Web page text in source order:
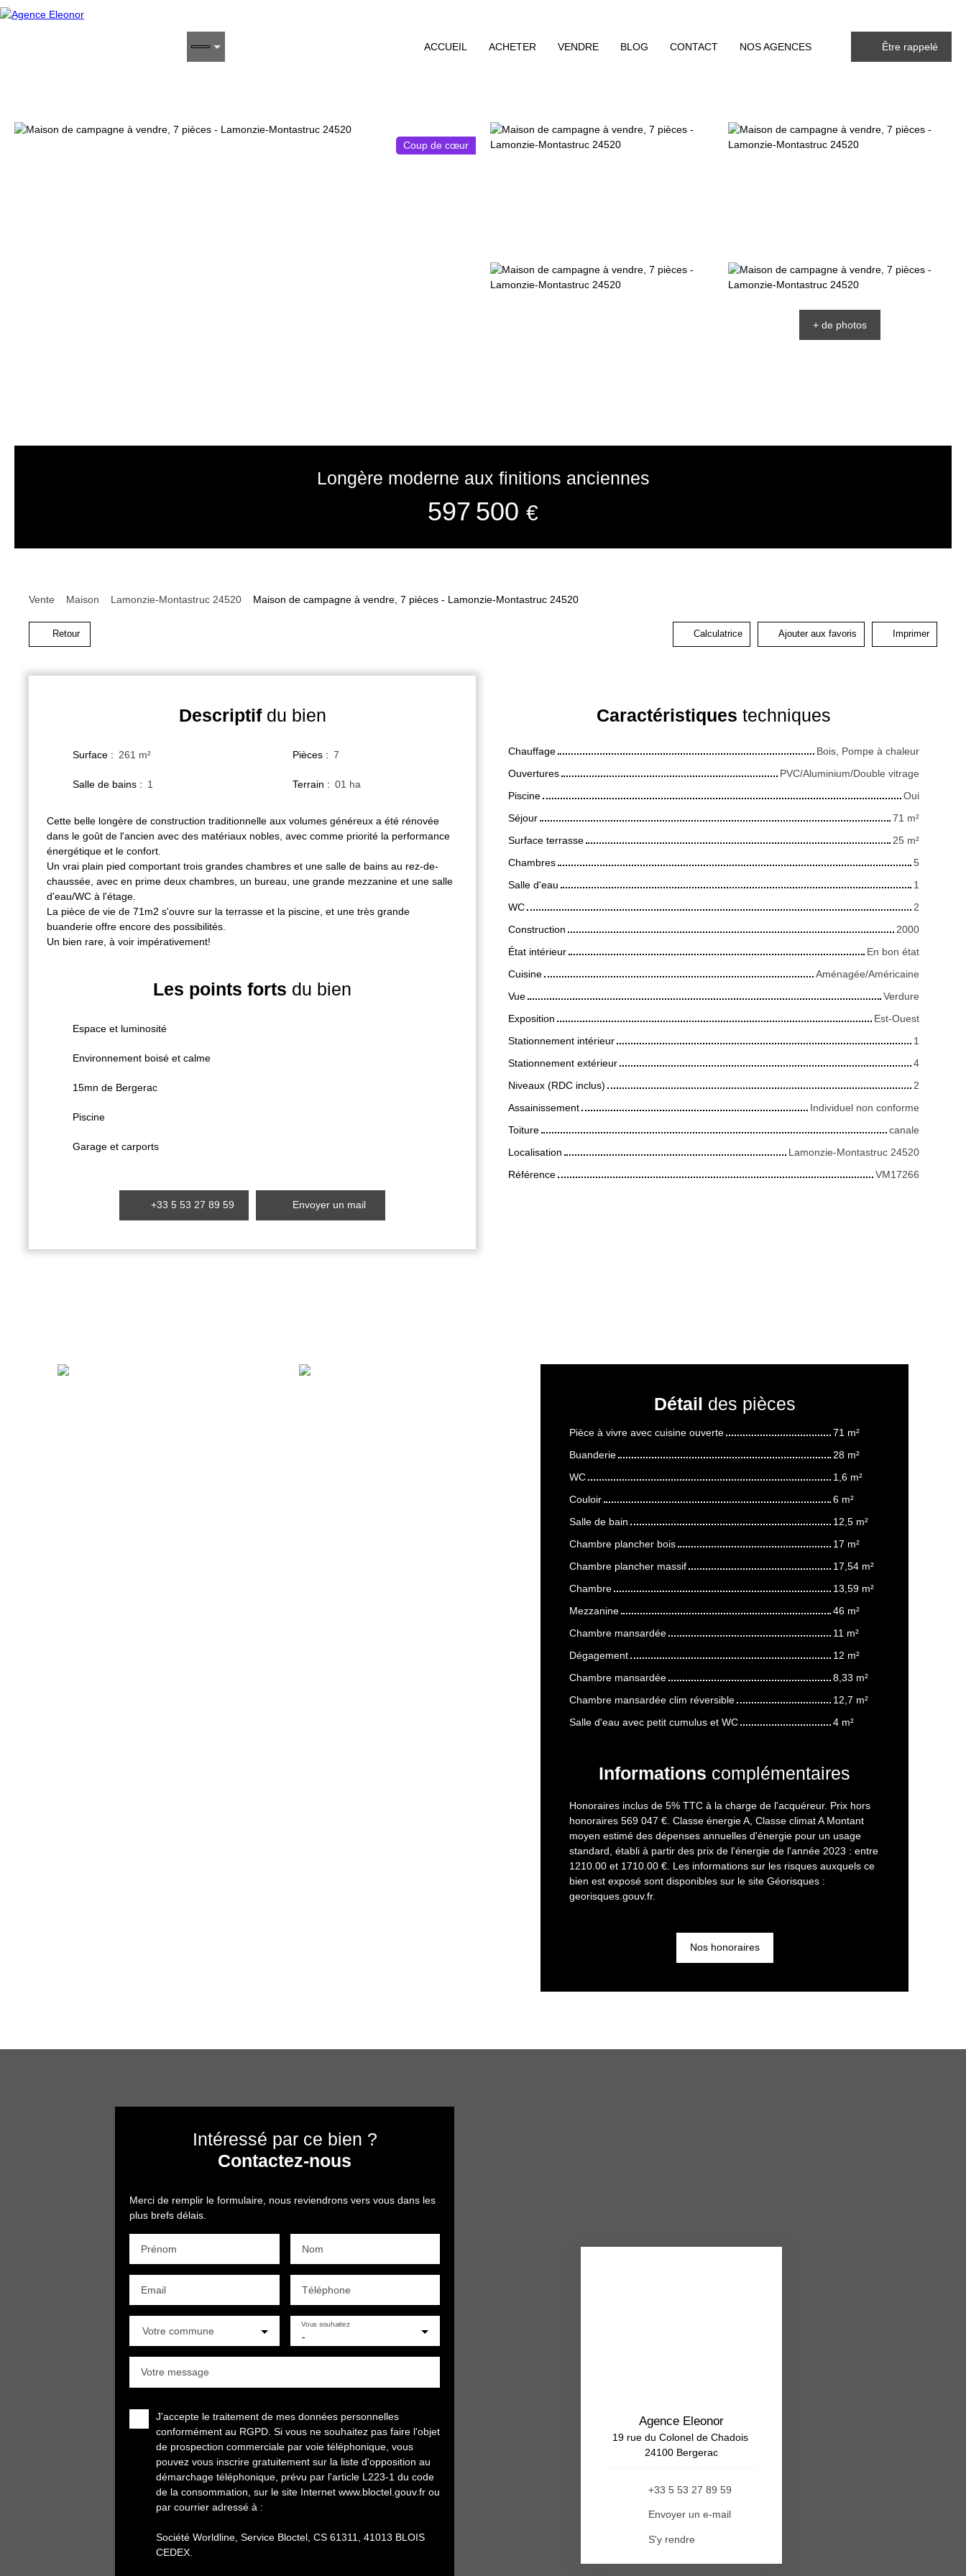
ACCUEIL ACHETER VENDRE BLOG CONTACT NOS AGENCES Être rappelé
Coup de cœur
+ de photos
Longère moderne aux finitions anciennes
597 500 €
Vente Maison Lamonzie-Montastruc 24520 Maison de campagne à vendre, 7 pièces - Lamonzie-Montastruc 24520
Retour Calculatrice Ajouter aux favoris Imprimer
Descriptifdu bien
Surface : 261 m² Pièces : 7
Salle de bains : 1 Terrain : 01 ha
Cette belle longère de construction traditionnelle aux volumes généreux a été rénovée
dans le goût de l'ancien avec des matériaux nobles, avec comme priorité la performance
énergétique et le confort.
Un vrai plain pied comportant trois grandes chambres et une salle de bains au rez-de-
chaussée, avec en prime deux chambres, un bureau, une grande mezzanine et une salle
d'eau/WC à l'étage.
La pièce de vie de 71m2 s'ouvre sur la terrasse et la piscine, et une très grande
buanderie offre encore des possibilités.
Un bien rare, à voir impérativement!
Les points forts du bien
Espace et luminosité
Environnement boisé et calme
15mn de Bergerac
Piscine
Garage et carports
+33 5 53 27 89 59 Envoyer un mail
Caractéristiques techniques
Chauffage
Bois, Pompe à chaleur
Ouvertures
PVC/Aluminium/Double vitrage
Piscine
Oui
Séjour
71 m²
Surface terrasse
25 m²
Chambres
5
Salle d'eau
1
WC
2
Construction
2000
État intérieur
En bon état
Cuisine
Aménagée/Américaine
Vue
Verdure
Exposition
Est-Ouest
Stationnement intérieur
1
Stationnement extérieur
4
Niveaux (RDC inclus)
2
Assainissement
Individuel non conforme
Toiture
canale
Localisation
Lamonzie-Montastruc 24520
Référence
VM17266
Détail des pièces
Pièce à vivre avec cuisine ouverte
71 m²
Buanderie
28 m²
WC
1,6 m²
Couloir
6 m²
Salle de bain
12,5 m²
Chambre plancher bois
17 m²
Chambre plancher massif
17,54 m²
Chambre
13,59 m²
Mezzanine
46 m²
Chambre mansardée
11 m²
Dégagement
12 m²
Chambre mansardée
8,33 m²
Chambre mansardée clim réversible
12,7 m²
Salle d'eau avec petit cumulus et WC
4 m²
Informations complémentaires
Honoraires inclus de 5% TTC à la charge de l'acquéreur. Prix hors
honoraires 569 047 €. Classe énergie A, Classe climat A Montant
moyen estimé des dépenses annuelles d'énergie pour un usage
standard, établi à partir des prix de l'énergie de l'année 2023 : entre
1210.00 et 1710.00 €. Les informations sur les risques auxquels ce
bien est exposé sont disponibles sur le site Géorisques :
georisques.gouv.fr.
Nos honoraires
Intéressé par ce bien ?
Contactez-nous
Merci de remplir le formulaire, nous reviendrons vers vous dans les
plus brefs délais.
Prénom Nom
Email Téléphone
Votre commune -
Vous souhaitez
Votre message
J'accepte le traitement de mes données personnelles
conformément au RGPD. Si vous ne souhaitez pas faire l'objet
de prospection commerciale par voie téléphonique, vous
pouvez vous inscrire gratuitement sur la liste d'opposition au
démarchage téléphonique, prévu par l'article L223-1 du code
de la consommation, sur le site Internet www.bloctel.gouv.fr ou
par courrier adressé à :
Société Worldline, Service Bloctel, CS 61311, 41013 BLOIS
CEDEX.
Agence Eleonor
19 rue du Colonel de Chadois
24100 Bergerac
+33 5 53 27 89 59
Envoyer un e-mail
S'y rendre